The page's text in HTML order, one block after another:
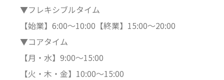
▼フレキシブルタイム
【始業】6:00～10:00【終業】15:00～20:00
▼コアタイム
【月・水】9:00～15:00
【火・木・金】10:00～15:00